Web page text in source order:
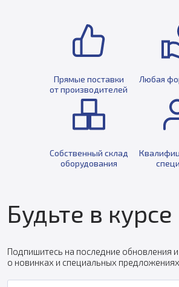
Прямые поставки
от производителей
Любая
Собственный склад
оборудования
Будьте в курсе
Подпишитесь на последние обновления и
о новинках и специальных